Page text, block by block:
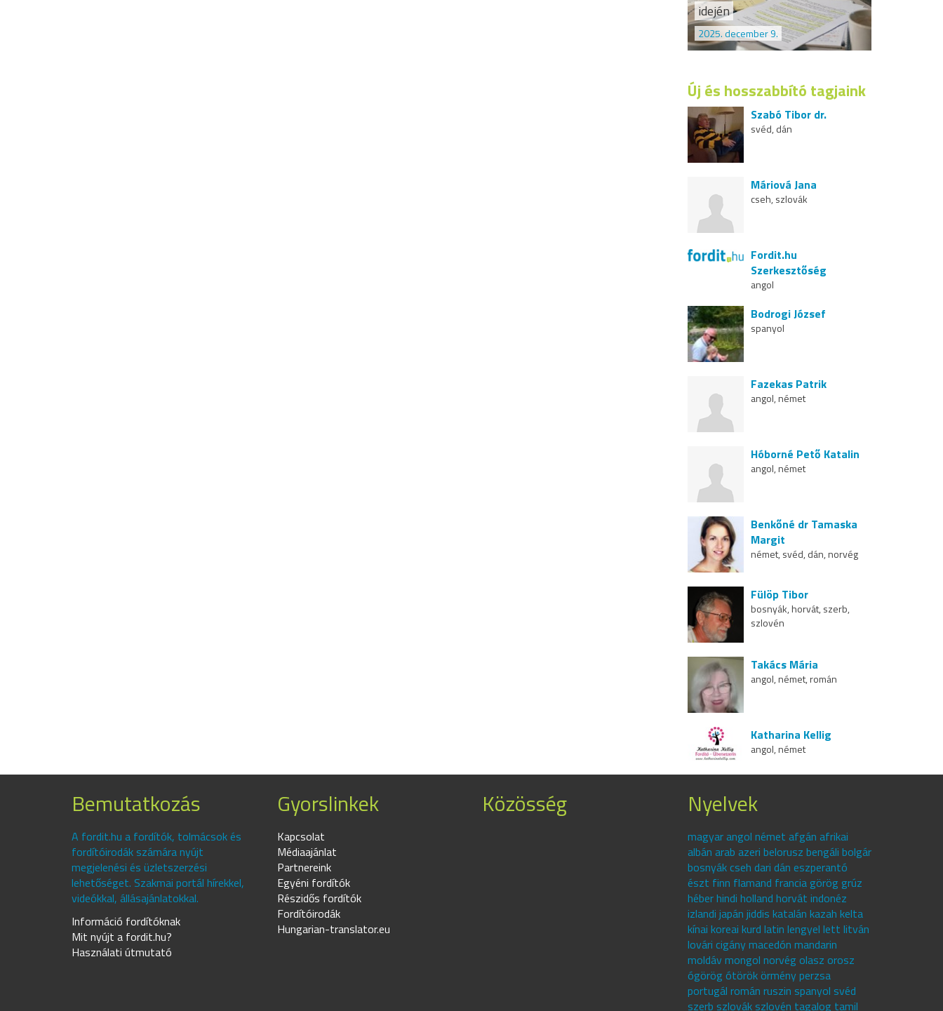
idején
2025. december 9.
Új és hosszabbító tagjaink
Szabó Tibor dr.
svéd, dán
Máriová Jana
cseh, szlovák
Fordit.hu
Szerkesztőség
angol
Bodrogi József
spanyol
Fazekas Patrik
angol, német
Hóborné Pető Katalin
angol, német
Benkőné dr Tamaska
Margit
német, svéd, dán, norvég
Fülöp Tibor
bosnyák, horvát, szerb,
szlovén
Takács Mária
angol, német, román
Katharina Kellig
angol, német
Bemutatkozás
A fordit.hu a fordítók, tolmácsok és
fordítóirodák számára nyújt
megjelenési és üzletszerzési
lehetőséget. Szakmai portál hírekkel,
videókkal, állásajánlatokkal.
Információ fordítóknak
Mit nyújt a fordit.hu?
Használati útmutató
Gyorslinkek
Kapcsolat
Médiaajánlat
Partnereink
Egyéni fordítók
Részidős fordítók
Fordítóirodák
Hungarian-translator.eu
Közösség Nyelvek
magyar angol német afgán afrikai
albán arab azeri belorusz bengáli bolgár
bosnyák cseh dari dán eszperantó
észt finn flamand francia görög grúz
héber hindi holland horvát indonéz
izlandi japán jiddis katalán kazah kelta
kínai koreai kurd latin lengyel lett litván
lovári cigány macedón mandarin
moldáv mongol norvég olasz orosz
ógörög ótörök örmény perzsa
portugál román ruszin spanyol svéd
szerb szlovák szlovén tagalog tamil